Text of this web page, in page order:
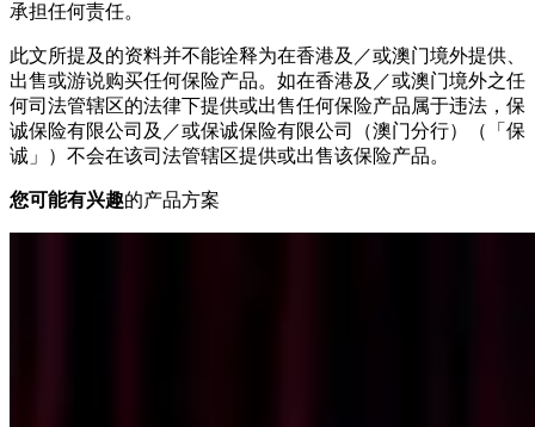
承担任何责任。
此文所提及的资料并不能诠释为在香港及／或澳门境外提供、
出售或游说购买任何保险产品。如在香港及／或澳门境外之任
何司法管辖区的法律下提供或出售任何保险产品属于违法，保
诚保险有限公司及／或保诚保险有限公司（澳门分行）（「保
诚」）不会在该司法管辖区提供或出售该保险产品。
您可能有兴趣的产品方案